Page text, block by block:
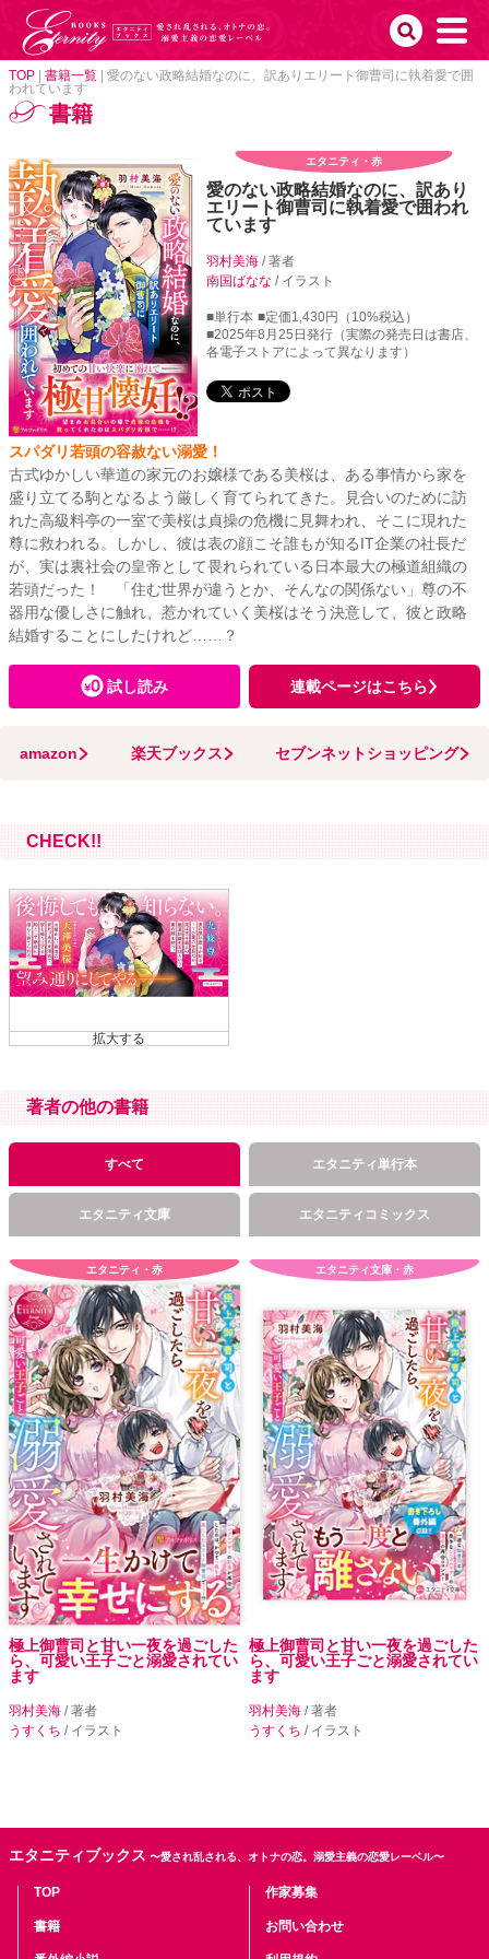
TOP 書籍一覧
愛のない政略結婚なのに、訳ありエリート御曹司に執着愛で囲
われています
書籍
エタニティ・赤
愛のない政略結婚なのに、訳あり
エリート御曹司に執着愛で囲われ
ています
羽村美海/ 著者
南国ばなな / イラスト
■単行本 ■定価1,430円（10%税込）
■2025年8月25日発行（実際の発売日は書店、
各電子ストアによって異なります）
スパダリ若頭の容赦ない溺愛！
古式ゆかしい華道の家元のお嬢様である美桜は、ある事情から家を
盛り立てる駒となるよう厳しく育てられてきた。見合いのために訪
れた高級料亭の一室で美桜は貞操の危機に見舞われ、そこに現れた
尊に救われる。しかし、彼は表の顔こそ誰もが知るIT企業の社長だ
が、実は裏社会の皇帝として畏れられている日本最大の極道組織の
若頭だった！ 「住む世界が違うとか、そんなの関係ない」尊の不
器用な優しさに触れ、惹かれていく美桜はそう決意して、彼と政略
結婚することにしたけれど……？
試し読み 連載ページはこちら
amazon 楽天ブックス セブンネットショッピング
CHECK!!
著者の他の書籍
すべて エタニティ単行本
エタニティ文庫 エタニティコミックス
エタニティ・赤
極上御曹司と甘い一夜を過ごした
ら、可愛い王子ごと溺愛されてい
ます
羽村美海 / 著者
うすくち / イラスト
エタニティ文庫・赤
極上御曹司と甘い一夜を過ごした
ら、可愛い王子ごと溺愛されてい
ます
羽村美海 / 著者
うすくち / イラスト
エタニティブックス 〜愛され乱される、オトナの恋。溺愛主義の恋愛レーベル〜
TOP
書籍
作家募集
お問い合わせ